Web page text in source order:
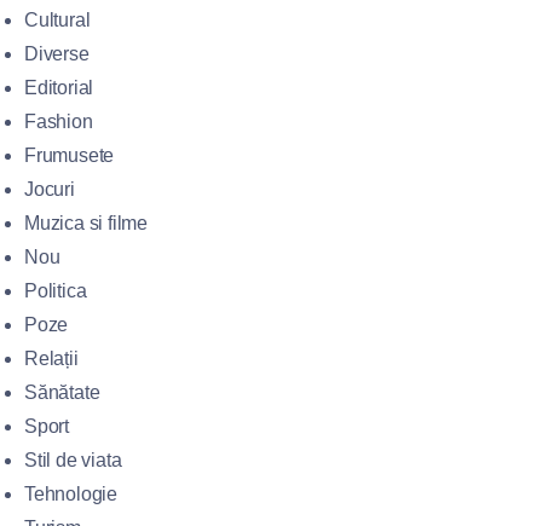
Cultural
Diverse
Editorial
Fashion
Frumusete
Jocuri
Muzica si filme
Nou
Politica
Poze
Relații
Sănătate
Sport
Stil de viata
Tehnologie